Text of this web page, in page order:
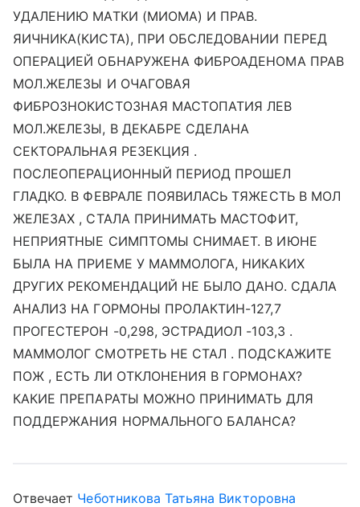
УДАЛЕНИЮ МАТКИ (МИОМА) И ПРАВ.
ЯИЧНИКА(КИСТА), ПРИ ОБСЛЕДОВАНИИ ПЕРЕД
ОПЕРАЦИЕЙ ОБНАРУЖЕНА ФИБРОАДЕНОМА ПРАВ
МОЛ.ЖЕЛЕЗЫ И ОЧАГОВАЯ
ФИБРОЗНОКИСТОЗНАЯ МАСТОПАТИЯ ЛЕВ
МОЛ.ЖЕЛЕЗЫ, В ДЕКАБРЕ СДЕЛАНА
СЕКТОРАЛЬНАЯ РЕЗЕКЦИЯ .
ПОСЛЕОПЕРАЦИОННЫЙ ПЕРИОД ПРОШЕЛ
ГЛАДКО. В ФЕВРАЛЕ ПОЯВИЛАСЬ ТЯЖЕСТЬ В МОЛ
ЖЕЛЕЗАХ , СТАЛА ПРИНИМАТЬ МАСТОФИТ,
НЕПРИЯТНЫЕ СИМПТОМЫ СНИМАЕТ. В ИЮНЕ
БЫЛА НА ПРИЕМЕ У МАММОЛОГА, НИКАКИХ
ДРУГИХ РЕКОМЕНДАЦИЙ НЕ БЫЛО ДАНО. СДАЛА
АНАЛИЗ НА ГОРМОНЫ ПРОЛАКТИН-127,7
ПРОГЕСТЕРОН -0,298, ЭСТРАДИОЛ -103,3 .
МАММОЛОГ СМОТРЕТЬ НЕ СТАЛ . ПОДСКАЖИТЕ
ПОЖ , ЕСТЬ ЛИ ОТКЛОНЕНИЯ В ГОРМОНАХ?
КАКИЕ ПРЕПАРАТЫ МОЖНО ПРИНИМАТЬ ДЛЯ
ПОДДЕРЖАНИЯ НОРМАЛЬНОГО БАЛАНСА?
Отвечает Чеботникова Татьяна Викторовна